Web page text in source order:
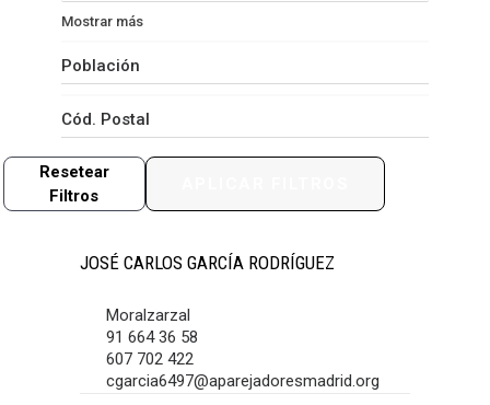
Mostrar más
Resetear
Filtros
JOSÉ CARLOS GARCÍA RODRÍGUEZ
Moralzarzal
91 664 36 58
607 702 422
cgarcia6497@aparejadoresmadrid.org